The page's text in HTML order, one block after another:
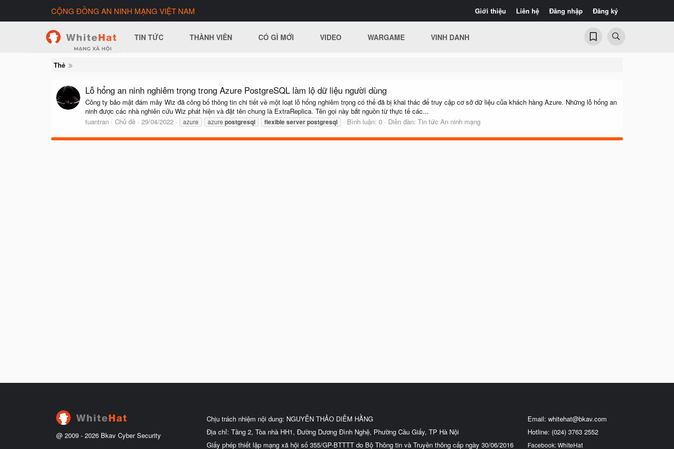
Giới thiệu Liên hệ Đăng nhập Đăng ký
CỘNG ĐỒNG AN NINH MẠNG VIỆT NAM
TIN TỨC THÀNH VIÊN CÓ GÌ MỚI VIDEO WARGAME VINH DANH
Thẻ
Lỗ hổng an ninh nghiêm trọng trong Azure PostgreSQL làm lộ dữ liệu người dùng
Công ty bảo mật đám mây Wiz đã công bố thông tin chi tiết về một loạt lỗ hổng nghiêm trọng có thể đã bị khai thác để truy cập cơ sở dữ liệu của khách hàng Azure. Những lỗ hổng an
ninh được các nhà nghiên cứu Wiz phát hiện và đặt tên chung là ExtraReplica. Tên gọi này bắt nguồn từ thực tế các...
tuantran
Chủ đề 29/04/2022 azure azure postgresql flexibleserverpostgresql Bình luận: 0 Diễn đàn: Tin tức An ninh mạng
@ 2009 - 2026 Bkav Cyber Security
Chịu trách nhiệm nội dung: NGUYỄN THẢO DIỄM HẰNG
Địa chỉ: Tầng 2, Tòa nhà HH1, Đường Dương Đình Nghệ, Phường Cầu Giấy, TP Hà Nội
Giấy phép thiết lập mạng xã hội số 355/GP-BTTTT do Bộ Thông tin và Truyền thông cấp ngày 30/06/2016
Email: whitehat@bkav.com
Hotline: (024) 3763 2552
Facebook: WhiteHat